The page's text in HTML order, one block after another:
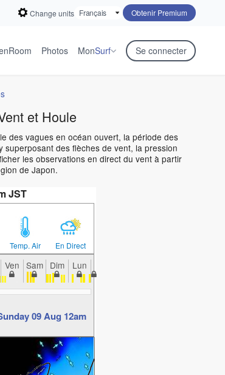
Change units Obtenir Premium
Photos MonSurf Se connecter
et Houle
des vagues en océan ouvert, la période des
des flèches de vent, la pression
les observations en direct du vent à partir
de Japon.
JST
Temp. Air En Direct
Ven Sam Dim Lun
09 Aug 12am